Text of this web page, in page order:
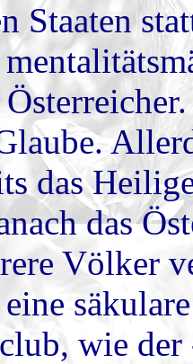
Staaten
das
das
Völker
wie der